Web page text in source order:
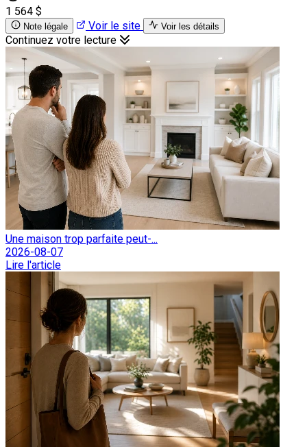
1 564 $
Note légale Voir le site Voir les détails
Continuez votre lecture
Une maison trop parfaite peut-...
2026-08-07
Lire l'article